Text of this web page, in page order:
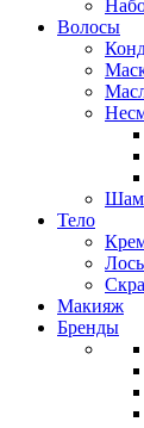
Волосы
Тело
Макияж
Бренды